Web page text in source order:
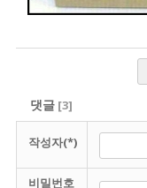
댓글[3]
작성자(*)
비밀번호